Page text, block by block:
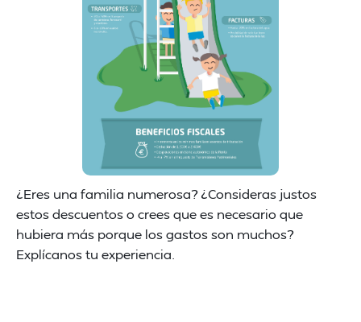
¿Eres una familia numerosa? ¿Consideras justos
estos descuentos o crees que es necesario que
hubiera más porque los gastos son muchos?
Explícanos tu experiencia.